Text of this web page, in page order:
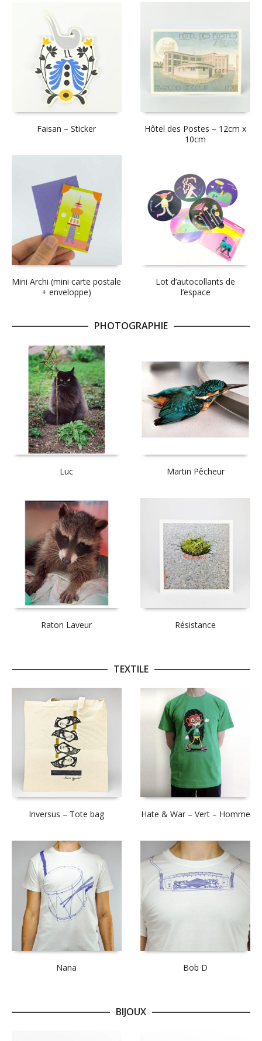
Faisan – Sticker
Hôtel des Postes – 12cm x
10cm
Mini Archi (mini carte postale
+ enveloppe)
Lot d’autocollants de
l’espace
PHOTOGRAPHIE
Luc Martin Pêcheur
Raton Laveur Résistance
TEXTILE
Inversus – Tote bag Hate & War – Vert – Homme
Nana Bob D
BIJOUX